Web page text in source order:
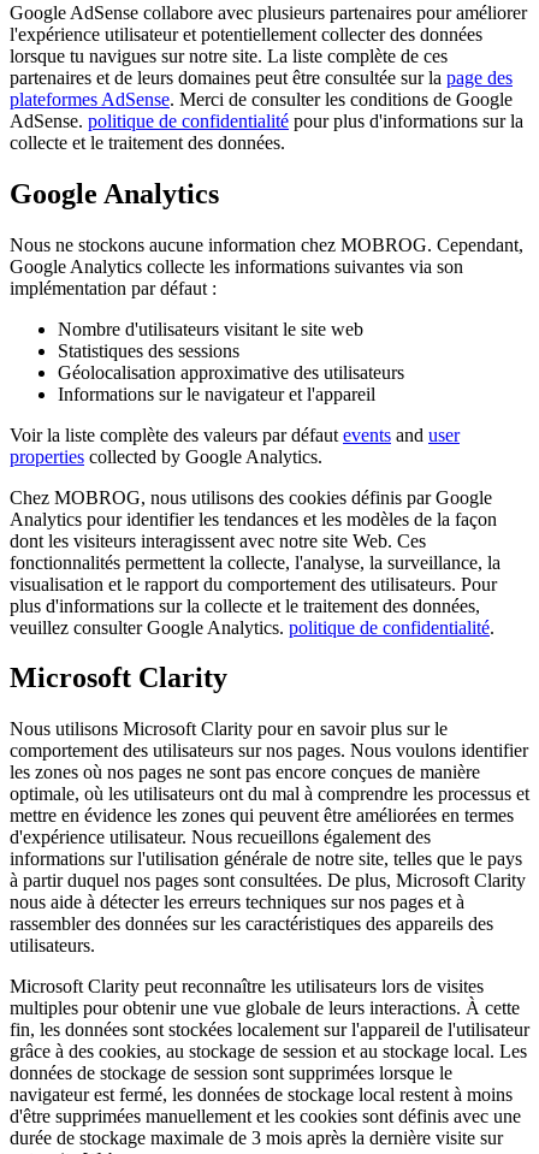
Google AdSense collabore avec plusieurs partenaires pour améliorer
l'expérience utilisateur et potentiellement collecter des données
lorsque tu navigues sur notre site. La liste complète de ces
partenaires et de leurs domaines peut être consultée sur la page des
plateformes AdSense. Merci de consulter les conditions de Google
AdSense. politique de confidentialité pour plus d'informations sur la
collecte et le traitement des données.
Google Analytics
Nous ne stockons aucune information chez MOBROG. Cependant,
Google Analytics collecte les informations suivantes via son
implémentation par défaut :
Nombre d'utilisateurs visitant le site web
Statistiques des sessions
Géolocalisation approximative des utilisateurs
Informations sur le navigateur et l'appareil
Voir la liste complète des valeurs par défaut events and user
properties collected by Google Analytics.
Chez MOBROG, nous utilisons des cookies définis par Google
Analytics pour identifier les tendances et les modèles de la façon
dont les visiteurs interagissent avec notre site Web. Ces
fonctionnalités permettent la collecte, l'analyse, la surveillance, la
visualisation et le rapport du comportement des utilisateurs. Pour
plus d'informations sur la collecte et le traitement des données,
veuillez consulter Google Analytics. politique de confidentialité.
Microsoft Clarity
Nous utilisons Microsoft Clarity pour en savoir plus sur le
comportement des utilisateurs sur nos pages. Nous voulons identifier
les zones où nos pages ne sont pas encore conçues de manière
optimale, où les utilisateurs ont du mal à comprendre les processus et
mettre en évidence les zones qui peuvent être améliorées en termes
d'expérience utilisateur. Nous recueillons également des
informations sur l'utilisation générale de notre site, telles que le pays
à partir duquel nos pages sont consultées. De plus, Microsoft Clarity
nous aide à détecter les erreurs techniques sur nos pages et à
rassembler des données sur les caractéristiques des appareils des
utilisateurs.
Microsoft Clarity peut reconnaître les utilisateurs lors de visites
multiples pour obtenir une vue globale de leurs interactions. À cette
fin, les données sont stockées localement sur l'appareil de l'utilisateur
grâce à des cookies, au stockage de session et au stockage local. Les
données de stockage de session sont supprimées lorsque le
navigateur est fermé, les données de stockage local restent à moins
d'être supprimées manuellement et les cookies sont définis avec une
durée de stockage maximale de 3 mois après la dernière visite sur